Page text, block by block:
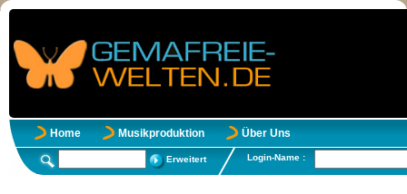
Home Musikproduktion Über Uns
Erweitert Login-Name :